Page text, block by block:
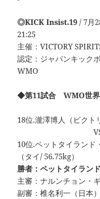
◎KICK Insist.19 / 7月
21:25
主催：VICTORY
認定：ジャパンキック
WMO
◆第11試合 WMO世界
18位.瀧澤博人（ビクト
10位.ペットタイランド
（タイ/ 56.75kg）
勝者：ペットタイランド
主審：ナルンチョン・
副審：椎名利一（日本